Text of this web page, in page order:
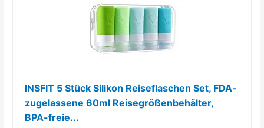
INSFIT 5 Stück Silikon Reiseflaschen Set, FDA-
zugelassene 60ml Reisegrößenbehälter,
BPA-freie...